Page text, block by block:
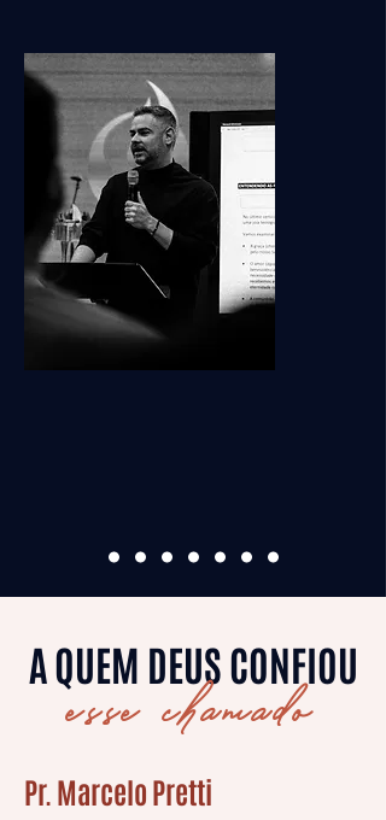
A QUEM DEUS CONFIOU
esse chamado
Pr. Marcelo Pretti